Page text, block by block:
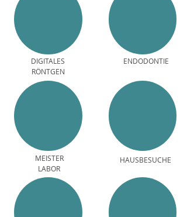
DIGITALES
RÖNTGEN
ENDODONTIE
HAUSBESUCHE
MEISTER
LABOR